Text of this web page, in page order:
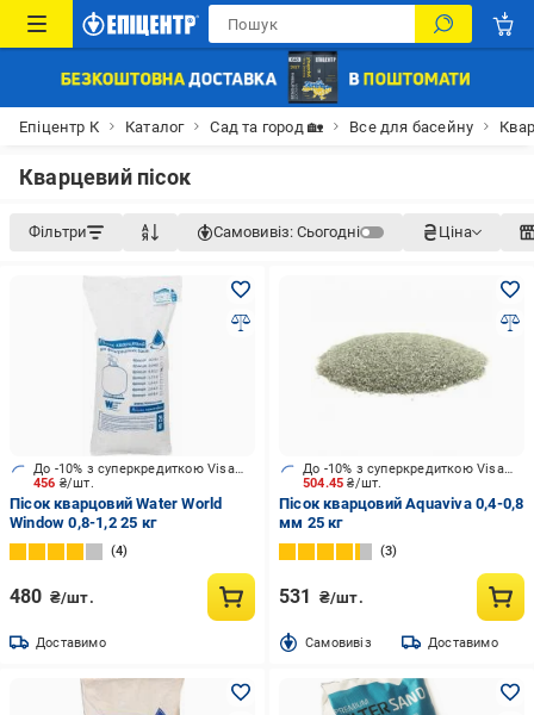
Епіцентр К Каталог Сад та город 🏡 Все для басейну
Кварцевий пісок
Фільтри Самовивіз: Сьогодні Ціна
456 ₴/шт.
До -10% з суперкредиткою Visa Вигода
Пісок кварцовий Water World
Window 0,8-1,2 25 кг
4
480 ₴/шт.
Доставимо
504.45₴/шт.
До -10% з суперкредиткою Visa Вигода
Пісок кварцовий Aquaviva 0,4-0,8
мм 25 кг
3
531 ₴/шт.
Cамовивіз Доставимо